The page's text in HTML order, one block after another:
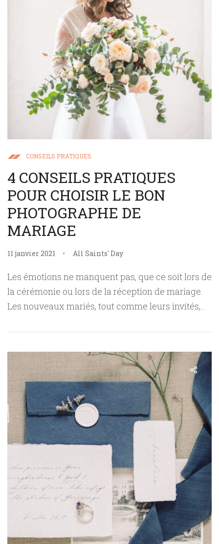
CONSEILS PRATIQUES
4 CONSEILS PRATIQUES
POUR CHOISIR LE BON
PHOTOGRAPHE DE
MARIAGE
11 janvier 2021 All Saints' Day
Les émotions ne manquent pas, que ce soit lors de
la cérémonie ou lors de la réception de mariage.
Les nouveaux mariés, tout comme leurs invités,...